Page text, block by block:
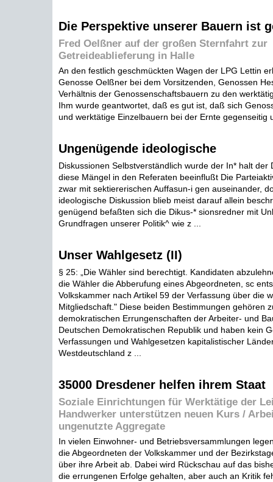
Die Perspektive unserer Bauern ist
Fred Oelßner auf der großen Sternfahrt zur
Getreideablieferung in Halle
An den festlich geschmückten Wagen der LPG Lettin
Genosse Oelßner bei dem Vorsitzenden, Genossen
Verhältnis der Genossenschaftsbauern zu den
Ihm wurde geantwortet, daß es gut ist, daß sich
und werktätige Einzelbauern bei der Ernte gegenseitig
Ungenügende ideologische
Diskussionen Selbstverständlich wurde der In* halt der
diese Mängel in den Referaten beeinflußt Die
zwar mit sektiererischen Auffasun-i gen auseinander,
ideologische Diskussion blieb meist darauf allein
genügend befaßten sich die Dikus-* sionsredner mit
Grundfragen unserer Politik^ wie z ...
Unser Wahlgesetz (II)
§ 25: „Die Wähler sind berechtigt. Kandidaten
die Wähler die Abberufung eines Abgeordneten, sc
Volkskammer nach Artikel 59 der Verfassung über die
Mitgliedschaft." Diese beiden Bestimmungen gehören
demokratischen Errungenschaften der Arbeiter- und
Deutschen Demokratischen Republik und haben kein
Verfassungen und Wahlgesetzen kapitalistischer
Westdeutschland z ...
35000 Dresdener helfen ihrem Staat
Soziale Einrichtungen für Werktätige der
Handwerker unterstützen neuen Kurs /
ungenutzte Aggregate
In vielen Einwohner- und Betriebsversammlungen
die Abgeordneten der Volkskammer und der
über ihre Arbeit ab. Dabei wird Rückschau auf das
die errungenen Erfolge gehalten, aber auch an Kritik